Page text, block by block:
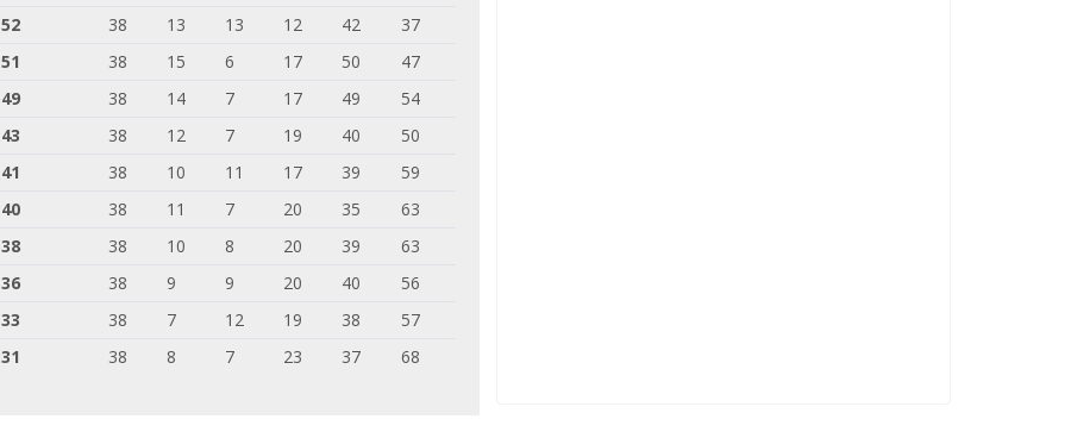
52 38 13 13 12 42
37
51 38 15 6 17 50
47
49 38 14 7 17 49
54
43 38 12 7 19 40
50
41 38 10 11 17 39
59
40 38 11 7 20 35
63
38 38 10 8 20 39
63
36 38 9 9 20 40
56
33 38 7 12 19 38
57
31 38 8 7 23 37 68